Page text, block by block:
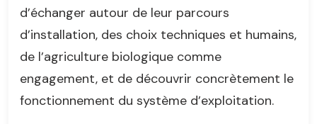
d’échanger autour de leur parcours
d’installation, des choix techniques et humains,
de l’agriculture biologique comme
engagement, et de découvrir concrètement le
fonctionnement du système d’exploitation.